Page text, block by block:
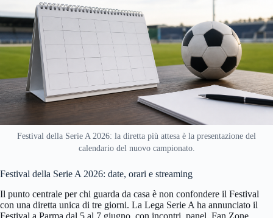
Festival della Serie A 2026: la diretta più attesa è la presentazione del
calendario del nuovo campionato.
Festival della Serie A 2026: date, orari e streaming
Il punto centrale per chi guarda da casa è non confondere il Festival
con una diretta unica di tre giorni. La Lega Serie A ha annunciato il